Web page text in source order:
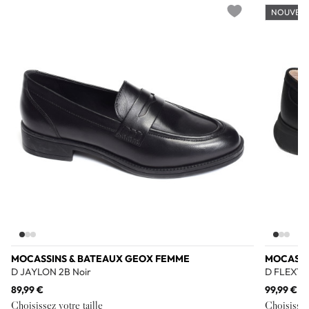
MOCASSINS & BATEAUX GEOX FEMME
D JAYLON 2B Noir
89,99 €
Choisissez votre taille
D
99,99 €